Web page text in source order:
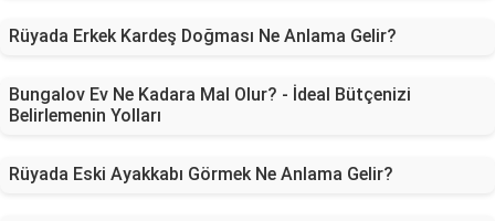
Rüyada Erkek Kardeş Doğması Ne Anlama Gelir?
Bungalov Ev Ne Kadara Mal Olur? - İdeal Bütçenizi
Belirlemenin Yolları
Rüyada Eski Ayakkabı Görmek Ne Anlama Gelir?